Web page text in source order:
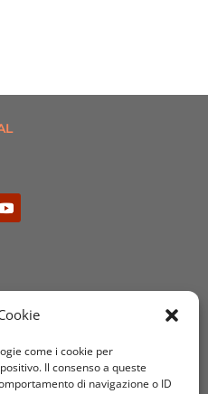
come i cookie per
Il consenso a queste
di navigazione o ID